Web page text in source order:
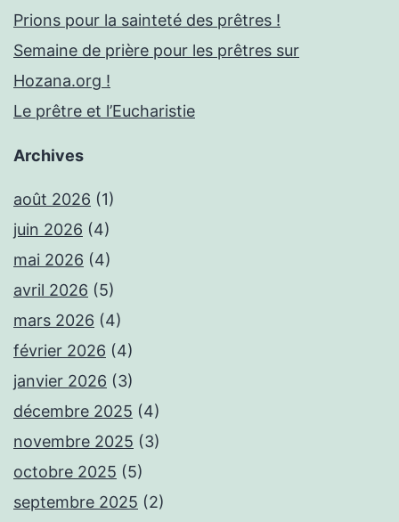
Prions pour la sainteté des prêtres !
Semaine de prière pour les prêtres sur
Hozana.org !
Le prêtre et l’Eucharistie
Archives
août 2026 (1)
juin 2026 (4)
mai 2026 (4)
avril 2026 (5)
mars 2026 (4)
février 2026 (4)
janvier 2026 (3)
décembre 2025 (4)
novembre 2025 (3)
octobre 2025 (5)
septembre 2025 (2)